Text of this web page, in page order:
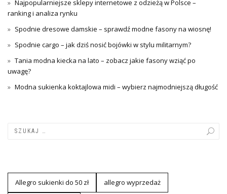
Najpopularniejsze sklepy internetowe z odzieżą w Polsce –
ranking i analiza rynku
Spodnie dresowe damskie – sprawdź modne fasony na wiosnę!
Spodnie cargo – jak dziś nosić bojówki w stylu militarnym?
Tania modna kiecka na lato – zobacz jakie fasony wziąć po
uwagę?
Modna sukienka koktajlowa midi – wybierz najmodniejszą długość
Allegro sukienki do 50 zł allegro wyprzedaż